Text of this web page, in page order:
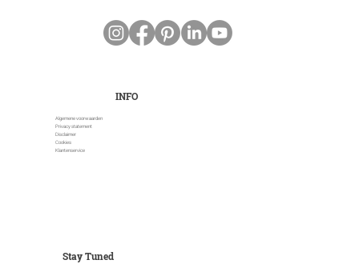
INFO
Algemene voorwaarden
Privacy statement
Disclaimer
Cookies
Klantenservice
Stay Tuned